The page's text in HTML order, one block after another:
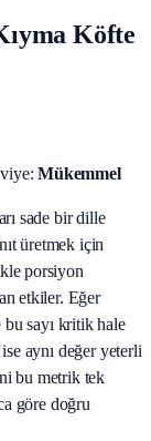
Köfte
Mükemmel
sade bir dille
üretmek için
porsiyon
etkiler. Eğer
sayı kritik hale
aynı değer yeterli
bu metrik tek
göre doğru